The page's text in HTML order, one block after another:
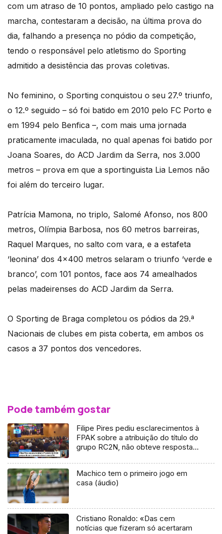
com um atraso de 10 pontos, ampliado pelo castigo na
marcha, contestaram a decisão, na última prova do
dia, falhando a presença no pódio da competição,
tendo o responsável pelo atletismo do Sporting
admitido a desistência das provas coletivas.
No feminino, o Sporting conquistou o seu 27.º triunfo,
o 12.º seguido – só foi batido em 2010 pelo FC Porto e
em 1994 pelo Benfica –, com mais uma jornada
praticamente imaculada, no qual apenas foi batido por
Joana Soares, do ACD Jardim da Serra, nos 3.000
metros – prova em que a sportinguista Lia Lemos não
foi além do terceiro lugar.
Patrícia Mamona, no triplo, Salomé Afonso, nos 800
metros, Olímpia Barbosa, nos 60 metros barreiras,
Raquel Marques, no salto com vara, e a estafeta
‘leonina’ dos 4×400 metros selaram o triunfo ‘verde e
branco’, com 101 pontos, face aos 74 amealhados
pelas madeirenses do ACD Jardim da Serra.
O Sporting de Braga completou os pódios da 29.ª
Nacionais de clubes em pista coberta, em ambos os
casos a 37 pontos dos vencedores.
Pode também gostar
Filipe Pires pediu esclarecimentos à
FPAK sobre a atribuição do título do
grupo RC2N, não obteve resposta,
Machico tem o primeiro jogo em
casa (áudio)
Cristiano Ronaldo: «Das cem
notícias que fizeram só acertaram